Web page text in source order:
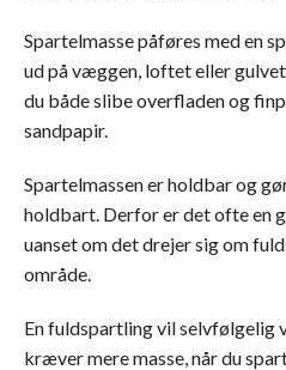
Spartelmasse påføres med en
ud på væggen, loftet eller
du både slibe overfladen og
sandpapir.
Spartelmassen er holdbar og
holdbart. Derfor er det ofte en
uanset om det drejer sig om
område.
En fuldspartling vil selvfølgelig
kræver mere masse, når du